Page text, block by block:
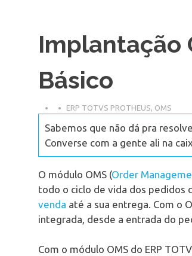
Implantação
Básico
ERP TOTVS PROTHEUS OMS
Sabemos que não dá pra
Converse com a gente ali na
O módulo OMS (Order
todo o ciclo de vida dos pedidos
venda até a sua entrega. Com o
integrada, desde a entrada do
Com o módulo OMS do ERP